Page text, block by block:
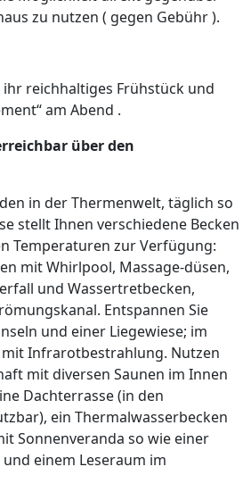
zu nutzen ( gegen Gebühr ).
ihr reichhaltiges Frühstück und
am Abend .
über den
in der Thermenwelt, täglich so
stellt Ihnen verschiedene Becken
Temperaturen zur Verfügung:
mit Whirlpool, Massage-düsen,
und Wassertretbecken,
Entspannen Sie
und einer Liegewiese; im
Infrarotbestrahlung. Nutzen
mit diversen Saunen im Innen
Dachterrasse (in den
ein Thermalwasserbecken
Sonnenveranda so wie einer
einem Leseraum im